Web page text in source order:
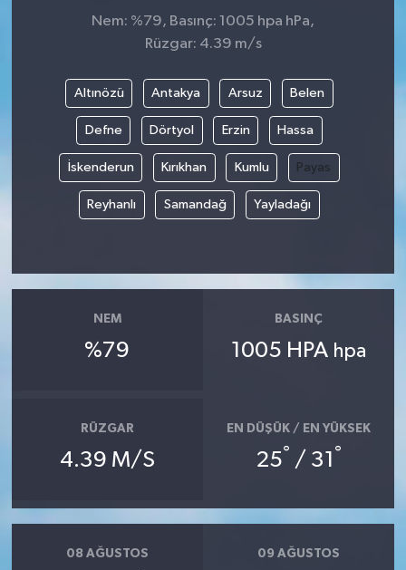
Nem: %79, Basınç: 1005 hpa hPa,
Rüzgar: 4.39 m/s
Altınözü Antakya Arsuz Belen
Defne Dörtyol Erzin Hassa
İskenderun Kırıkhan Kumlu Payas
Reyhanlı Samandağ Yayladağı
NEM
%79
BASINÇ
1005 HPA hpa
RÜZGAR
4.39 M/S
EN DÜŞÜK / EN YÜKSEK
25° / 31 °
08 AĞUSTOS 09 AĞUSTOS